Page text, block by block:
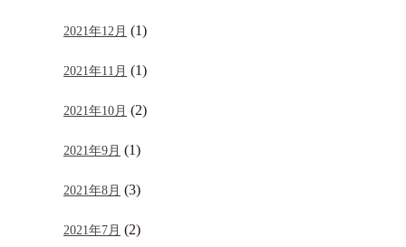
2021年12月 (1)
2021年11月 (1)
2021年10月 (2)
2021年9月 (1)
2021年8月 (3)
2021年7月 (2)